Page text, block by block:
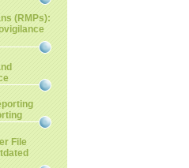
(RMPs):
File